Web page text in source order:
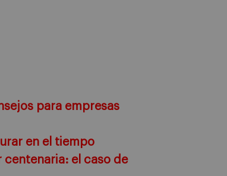
para empresas
en el tiempo
centenaria: el caso de